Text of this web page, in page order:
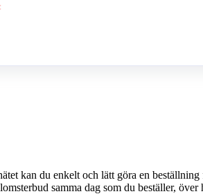
enkelt och lätt göra en beställning för ett
samma dag som du beställer,